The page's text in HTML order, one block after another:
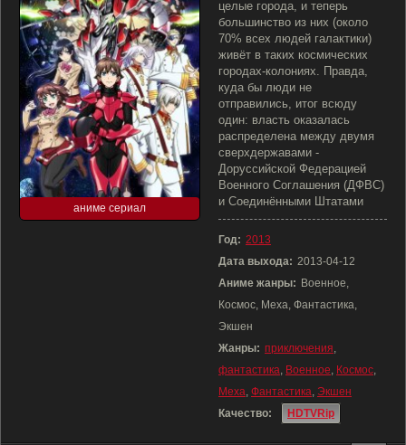
аниме сериал
целые города, и теперь
большинство из них (около
70% всех людей галактики)
живёт в таких космических
городах-колониях. Правда,
куда бы люди не
отправились, итог всюду
один: власть оказалась
распределена между двумя
сверхдержавами -
Доруссийской Федерацией
Военного Соглашения (ДФВС)
и Соединёнными Штатами
Год: 2013
Дата выхода: 2013-04-12
Аниме жанры: Военное,
Космос, Меха, Фантастика,
Экшен
Жанры: приключения,
фантастика, Военное, Космос,
Меха, Фантастика, Экшен
Качество:
HDTVRip